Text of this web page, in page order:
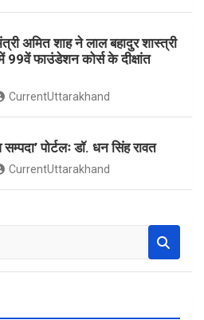
अमित शाह ने लाल बहादुर शास्त्री
99वें फाउंडेशन कोर्स के दीक्षांत
CurrentUttarakhand
सम्पदा’ पोर्टलः डॉ. धन सिंह रावत
CurrentUttarakhand